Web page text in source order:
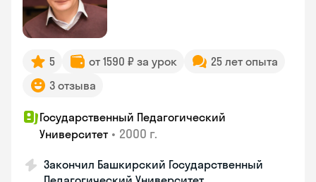
5 от 1590 ₽ за урок
25 лет опыта
3 отзыва
Государственный Педагогический
Университет • 2000 г.
Закончил Башкирский Государственный